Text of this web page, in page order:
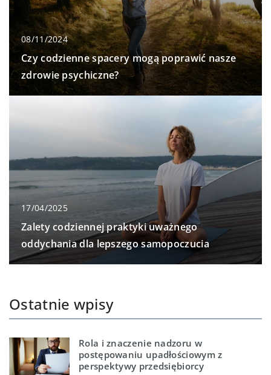
08/11/2024
Czy codzienne spacery mogą poprawić nasze
zdrowie psychiczne?
17/04/2025
Zalety codziennej praktyki uważnego
oddychania dla lepszego samopoczucia
Ostatnie wpisy
Rola i znaczenie nadzoru w
postępowaniu upadłościowym z
perspektywy przedsiębiorcy